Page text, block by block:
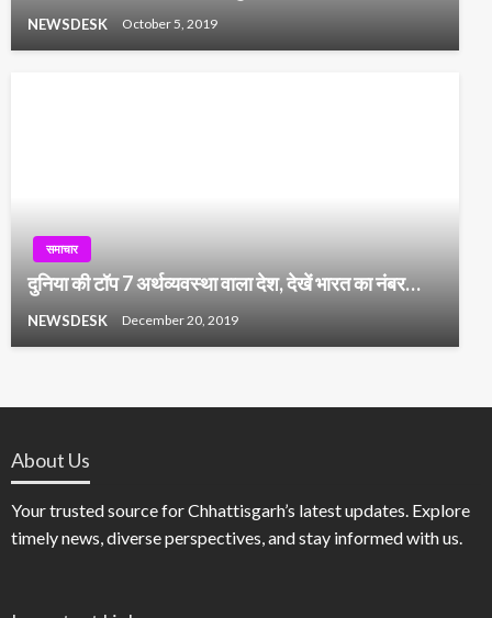
NEWSDESK October 5, 2019
समाचार
दुनिया की टॉप 7 अर्थव्‍यवस्‍था वाला देश, देखें भारत का नंबर…
NEWSDESK December 20, 2019
About Us
Your trusted source for Chhattisgarh’s latest updates. Explore
timely news, diverse perspectives, and stay informed with us.